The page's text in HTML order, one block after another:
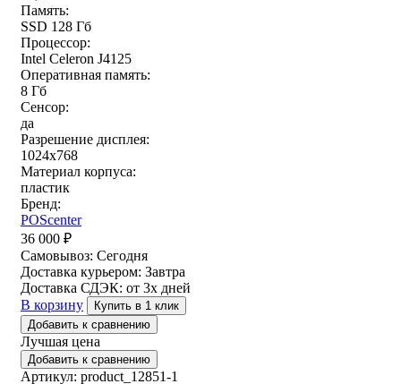
Память:
SSD 128 Гб
Процессор:
Intel Celeron J4125
Оперативная память:
8 Гб
Сенсор:
да
Разрешение дисплея:
1024x768
Материал корпуса:
пластик
Бренд:
POScenter
36 000 ₽
Самовывоз: Сегодня
Доставка курьером: Завтра
Доставка СДЭК: от 3х дней
В корзину
Купить в 1 клик
Добавить к сравнению
Лучшая цена
Добавить к сравнению
Артикул: product_12851-1